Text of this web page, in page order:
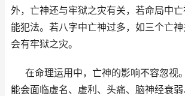
外，亡神还与牢狱之灾有关，若命局中
能犯法。若八字中亡神过多，如三个亡
会有牢狱之灾。
在命理运用中，亡神的影响不容忽视
能会面临虚名、虚利、头痛、脑神经衰